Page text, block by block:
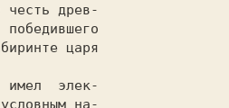
честь древ-
царя
на-